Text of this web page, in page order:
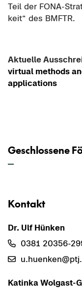
Teil der FONA-​
keit“ des BMFTR.
Ak­tu­el­le
vir­tu­al me­thods
ap­p­li­ca­ti­ons
Geschlossene
Kon­takt
Dr. Ulf Hün­ken
0381 20356-​
Ka­tin­ka Wolgast-​